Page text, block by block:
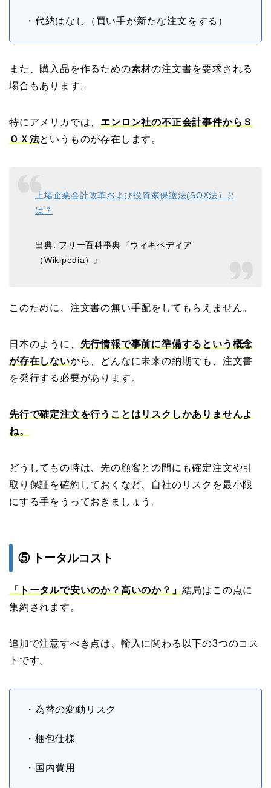
・代納はなし（買い手が新たな注文をする）
また、購入品を作るための素材の注文書を要求される
場合もあります。
特にアメリカでは、 エンロン社の不正会計事件からＳ
ＯＸ法というものが存在します。
上場企業会計改革および投資家保護法(SOX法）と
は？
出典: フリー百科事典『ウィキペディア
（Wikipedia）』
このために、注文書の無い手配をしてもらえません。
日本のように、 先行情報で事前に準備するという概念
が存在しないから、
どんなに未来の納期でも、注文書
を発行する必要があります。
先行で確定注文を行うことはリスクしかありませんよ
ね。
どうしてもの時は、先の顧客との間にも確定注文や引
取り保証を確約しておくなど、自社のリスクを最小限
にする手をうっておきましょう。
⑤ トータルコスト
「トータルで安いのか？高いのか？」 結局はこの点に
集約されます。
追加で注意すべき点は、輸入に関わる以下の3つのコス
トです。
・為替の変動リスク
・梱包仕様
・国内費用